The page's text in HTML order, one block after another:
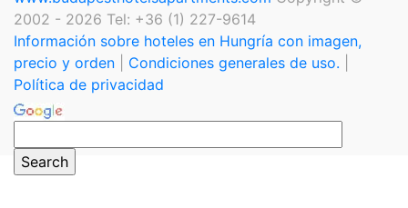
2002 - 2026 Tel: +36 (1) 227-9614
Información sobre hoteles en Hungría con imagen,
precio y orden
Condiciones generales de uso.
Política de privacidad